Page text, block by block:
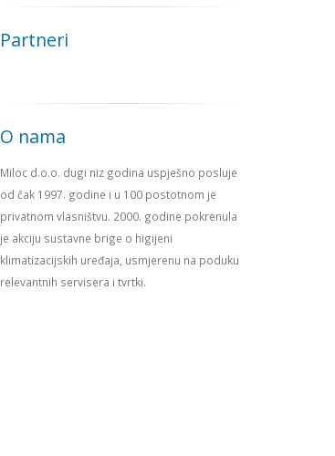
Partneri
O nama
Miloc d.o.o. dugi niz godina uspješno posluje
od čak 1997. godine i u 100 postotnom je
privatnom vlasništvu. 2000. godine pokrenula
je akciju sustavne brige o higijeni
klimatizacijskih uređaja, usmjerenu na poduku
relevantnih servisera i tvrtki.